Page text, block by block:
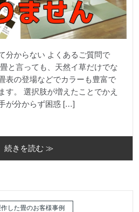
分からない よくあるご質問で
と言っても、天然イ草だけでな
表の登場などでカラーも豊富で
す。 選択肢が増えたことでかえ
が分からず困惑 […]
続きを読む ≫
した畳のお客様事例